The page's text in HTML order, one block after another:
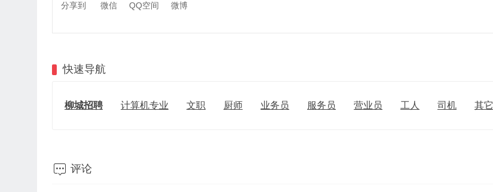
分享到 微信 QQ空间 微博
快速导航
柳城招聘 计算机专业 文职 厨师 业务员 服务员 营业员 工人 司机 其它
 评论